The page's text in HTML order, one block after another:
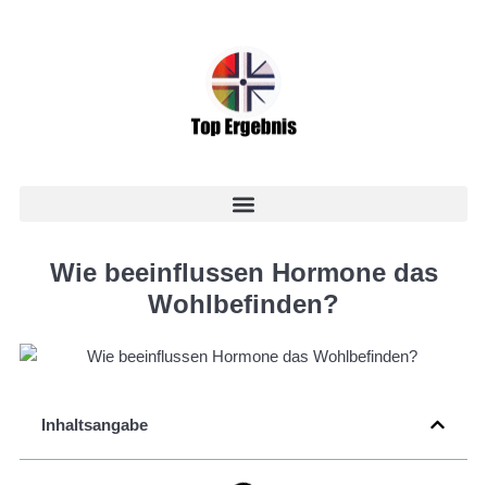
Wie beeinflussen Hormone das
Wohlbefinden?
Inhaltsangabe